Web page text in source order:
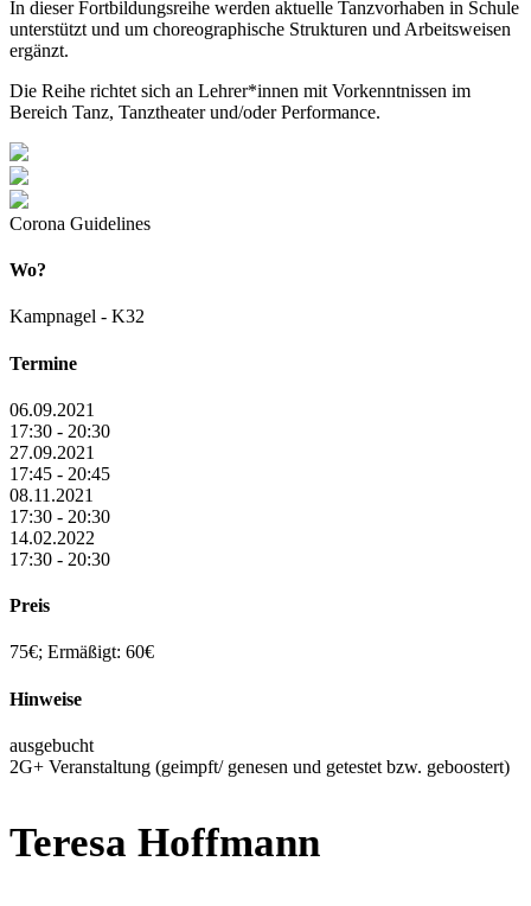
In dieser Fortbildungsreihe werden aktuelle Tanzvorhaben in Schule
unterstützt und um choreographische Strukturen und Arbeitsweisen
ergänzt.
Die Reihe richtet sich an Lehrer*innen mit Vorkenntnissen im
Bereich Tanz, Tanztheater und/oder Performance.
Corona Guidelines
Wo?
Kampnagel - K32
Termine
06.09.2021
17:30 - 20:30
27.09.2021
17:45 - 20:45
08.11.2021
17:30 - 20:30
14.02.2022
17:30 - 20:30
Preis
75€; Ermäßigt: 60€
Hinweise
ausgebucht
2G+ Veranstaltung (geimpft/ genesen und getestet bzw. geboostert)
Teresa Hoffmann